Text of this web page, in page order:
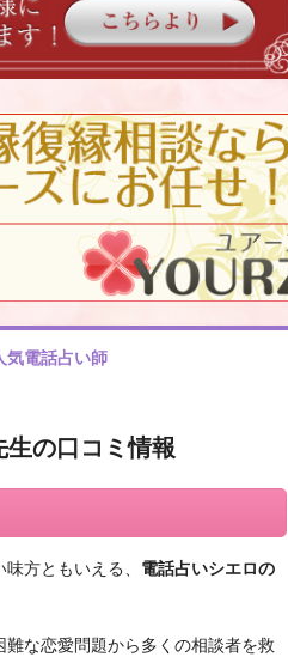
気電話占い師
の口コミ情報
方ともいえる、 電話占いシエロの
難な恋愛問題から多くの相談者を救